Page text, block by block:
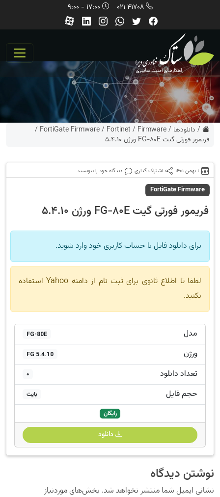
41708 021
/ دانلودها /
Firmware
/
Fortinet
/
FortiGate Firmware
/
فریمور فورتی گیت FG-80E ورژن 5.4.10
1 بهمن 1401 اشتراک گذاری دیدگاه خود را بنویسید
FortiGate Firmware
فریمور فورتی گیت FG-80E ورژن 5.4.10
برای دانلود فایل با حساب کاربری خود وارد شوید.
لطفا تا اطلاع ثانوی برای ثبت نام از دامنه Yahoo استفاده
نکنید.
مدل FG-80E
ورژن FG 5.4.10
تعداد دانلود 0
حجم فایل بایت
رایگان
دانلود
نوشتن دیدگاه
نشانی ایمیل شما منتشر نخواهد شد. بخش‌های موردنیاز